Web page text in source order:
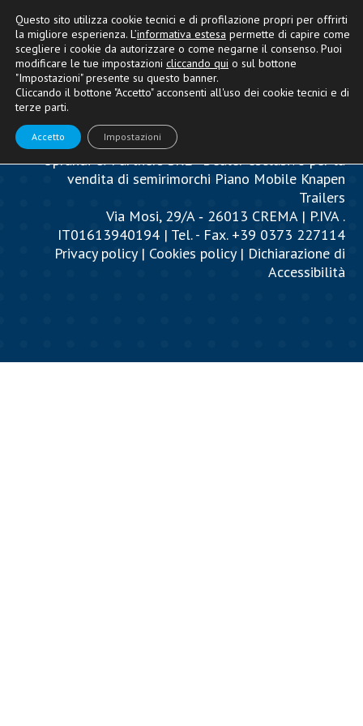
Oprandi & Partners SRL - Dealer esclusivo per la
vendita di semirimorchi Piano Mobile Knapen
Trailers
Via Mosi, 29/A ‐ 26013 CREMA | P.IVA .
IT01613940194 | Tel. - Fax. +39 0373 227114
Privacy policy| Cookies policy| Dichiarazione di
Accessibilità
Questo sito utilizza cookie tecnici e di profilazione propri per offrirti
la migliore esperienza. L’informativa estesa permette di capire come
scegliere i cookie da autorizzare o come negarne il consenso. Puoi
modificare le tue impostazioni cliccando qui o sul bottone
"Impostazioni" presente su questo banner.
Cliccando il bottone "Accetto" acconsenti all'uso dei cookie tecnici e di
terze parti.
Accetto Impostazioni